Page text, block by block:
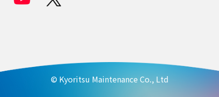
© Kyoritsu Maintenance Co., Ltd